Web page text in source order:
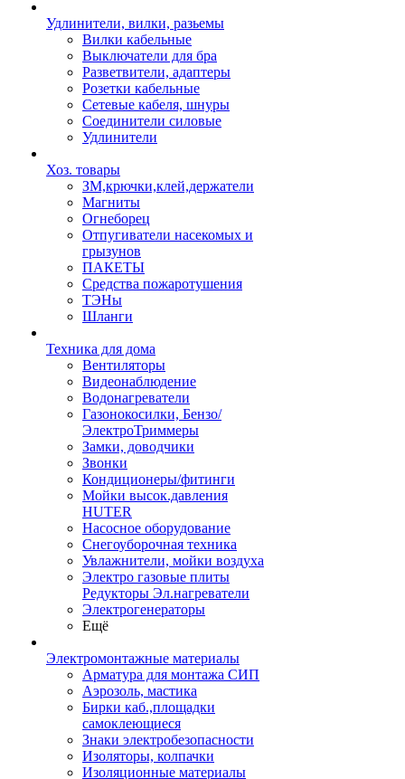
Удлинители, вилки, разьемы
Вилки кабельные
Выключатели для бра
Разветвители, адаптеры
Розетки кабельные
Сетевые кабеля, шнуры
Соединители силовые
Удлинители
Хоз. товары
ЗМ,крючки,клей,держатели
Магниты
Огнеборец
Отпугиватели насекомых и
грызунов
ПАКЕТЫ
Средства пожаротушения
ТЭНы
Шланги
Техника для дома
Вентиляторы
Видеонаблюдение
Водонагреватели
Газонокосилки, Бензо/
ЭлектроТриммеры
Замки, доводчики
Звонки
Кондиционеры/фитинги
Мойки высок.давления
HUTER
Насосное оборудование
Снегоуборочная техника
Увлажнители, мойки воздуха
Электро газовые плиты
Редукторы Эл.нагреватели
Электрогенераторы
Ещё
Электромонтажные материалы
Арматура для монтажа СИП
Аэрозоль, мастика
Бирки каб.,площадки
самоклеющиеся
Знаки электробезопасности
Изоляторы, колпачки
Изоляционные материалы